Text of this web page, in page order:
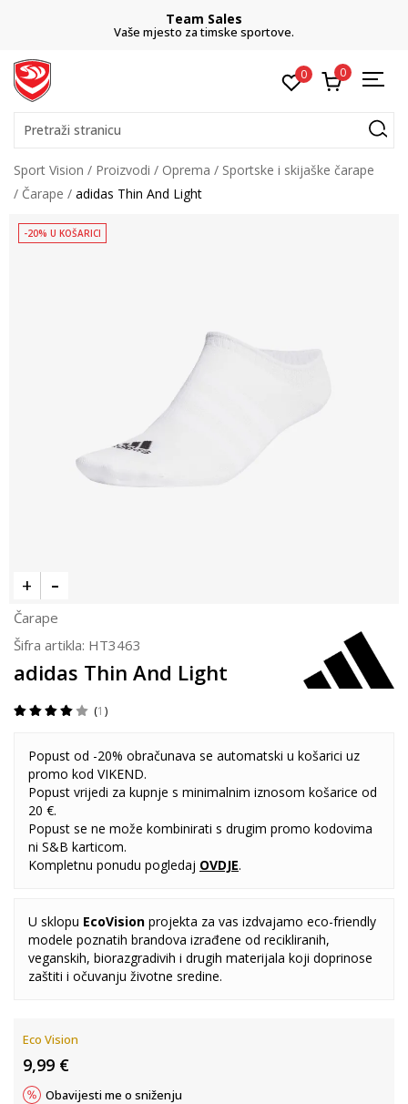
Team Sales
Vaše mjesto za timske sportove.
0 0
Pretraži stranicu
Sport Vision Proizvodi Oprema
Sportske i skijaške čarape
Čarape
adidas Thin And Light
-20% U KOŠARICI
Čarape
Šifra artikla: HT3463
adidas Thin And Light
1
Popust od -20% obračunava se automatski u košarici uz
promo kod VIKEND.
Popust vrijedi za kupnje s minimalnim iznosom košarice od
20 €.
Popust se ne može kombinirati s drugim promo kodovima
ni S&B karticom.
Kompletnu ponudu pogledaj OVDJE.
U sklopu EcoVision projekta za vas izdvajamo eco-friendly
modele poznatih brandova izrađene od recikliranih,
veganskih, biorazgradivih i drugih materijala koji doprinose
zaštiti i očuvanju životne sredine.
Eco Vision
9,99 €
Obavijesti me o sniženju